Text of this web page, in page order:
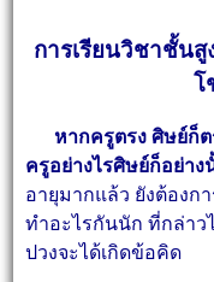
การเรียนวิชาชั้น
โ
หากครูตรง ศิษย์ก็
ครูอย่างไรศิษย์ก็อย่าง
อายุมากแล้ว ยังต้องก
ทำอะไรกันนัก ที่กล่าว
ปวงจะได้เกิดข้อคิด